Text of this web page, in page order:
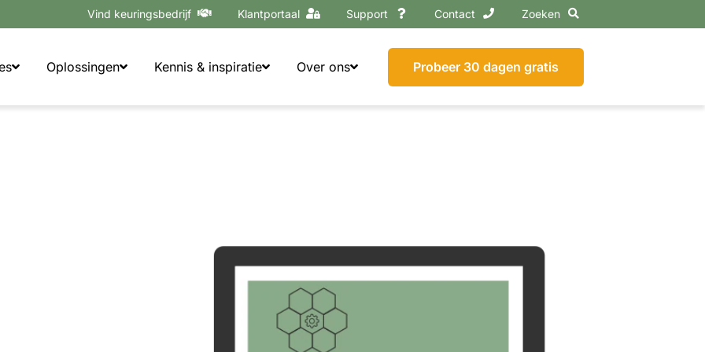
Vind keuringsbedrijf Klantportaal Support Contact Zoeken
Oplossingen Kennis & inspiratie Over ons Probeer 30 dagen gratis